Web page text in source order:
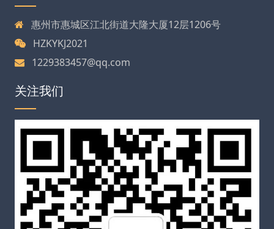
惠州市惠城区江北街道大隆大厦12层1206号
HZKYKJ2021
1229383457@qq.com
关注我们